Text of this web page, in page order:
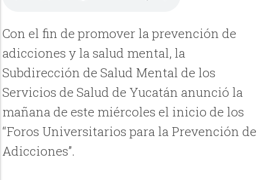
Con el fin de promover la prevención de
adicciones y la salud mental, la
Subdirección de Salud Mental de los
Servicios de Salud de Yucatán anunció la
mañana de este miércoles el inicio de los
“Foros Universitarios para la Prevención de
Adicciones”.